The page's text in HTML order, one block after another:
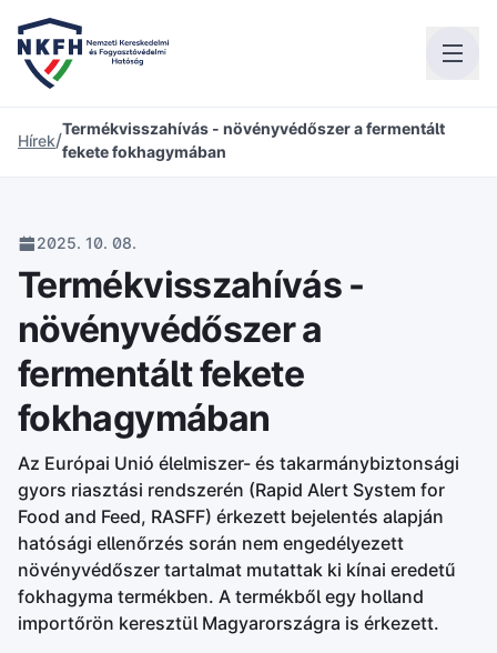
Hírek/
Termékvisszahívás - növényvédőszer a fermentált
fekete fokhagymában
2025. 10. 08.
Termékvisszahívás -
növényvédőszer a
fermentált fekete
fokhagymában
Az Európai Unió élelmiszer- és takarmánybiztonsági
gyors riasztási rendszerén (Rapid Alert System for
Food and Feed, RASFF) érkezett bejelentés alapján
hatósági ellenőrzés során nem engedélyezett
növényvédőszer tartalmat mutattak ki kínai eredetű
fokhagyma termékben. A termékből egy holland
importőrön keresztül Magyarországra is érkezett.